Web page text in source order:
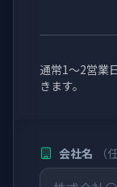
通常1〜2営業
きます。
会社名 （